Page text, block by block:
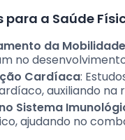
para a Saúde
da Mobilidade
no
Cardíaca:
auxiliando
Sistema
ajudando no